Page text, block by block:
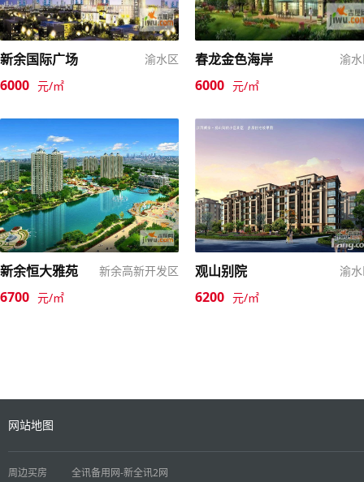
新余国际广场 渝水区
6000 元/㎡
春龙金色海岸 渝
6000 元/㎡
新余恒大雅苑 新余高新开发区
6700 元/㎡
观山别院 渝
6200 元/㎡
网站地图
周边买房 全讯备用网-新全讯2网